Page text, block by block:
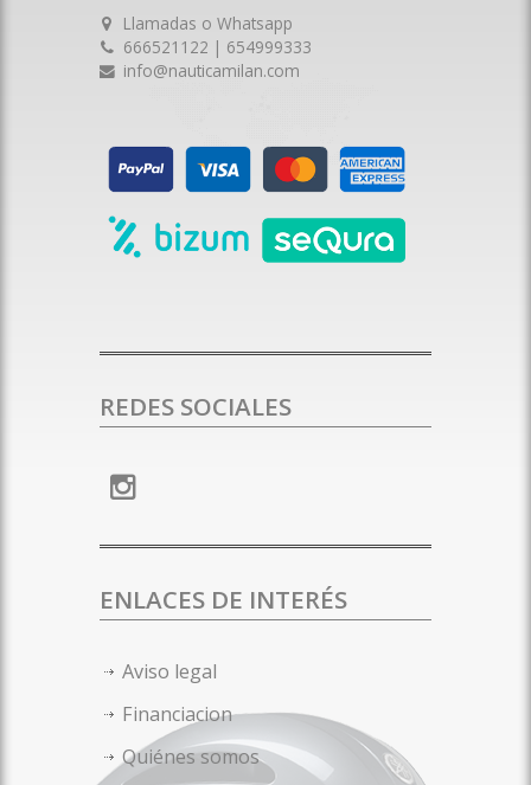
Llamadas o Whatsapp
666521122 | 654999333
info@nauticamilan.com
REDES SOCIALES
ENLACES DE INTERÉS
Aviso legal
Financiacion
Quiénes somos